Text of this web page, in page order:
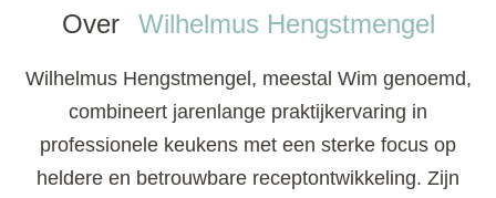
Over Wilhelmus Hengstmengel
Wilhelmus Hengstmengel, meestal Wim genoemd,
combineert jarenlange praktijkervaring in
professionele keukens met een sterke focus op
heldere en betrouwbare receptontwikkeling. Zijn